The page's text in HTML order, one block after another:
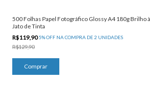
500 Folhas Papel Fotográfico Glossy A4 180g Brilho
Jato de Tinta
R$119,905% OFF NA COMPRA DE 2 UNIDADES
R$129,90